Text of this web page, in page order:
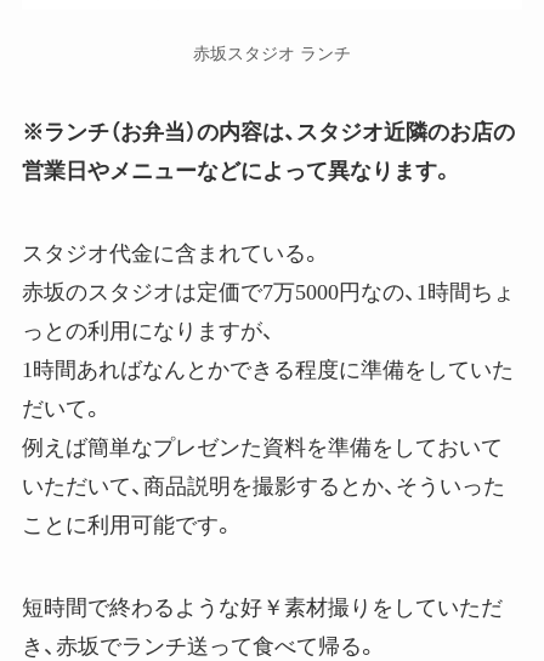
赤坂スタジオ ランチ
※ランチ（お弁当）の内容は、スタジオ近隣のお店の
営業日やメニューなどによって異なります。
スタジオ代金に含まれている。
赤坂のスタジオは定価で7万5000円なの、1時間ちょ
っとの利用になりますが、
1時間あればなんとかできる程度に準備をしていた
だいて。
例えば簡単なプレゼンた資料を準備をしておいて
いただいて、商品説明を撮影するとか、そういった
ことに利用可能です。
短時間で終わるような好￥素材撮りをしていただ
き、赤坂でランチ送って食べて帰る。